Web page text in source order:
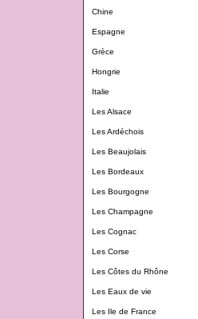
Chine
Espagne
Grèce
Hongrie
Italie
Les Alsace
Les Ardéchois
Les Beaujolais
Les Bordeaux
Les Bourgogne
Les Champagne
Les Cognac
Les Corse
Les Côtes du Rhône
Les Eaux de vie
Les Ile de France